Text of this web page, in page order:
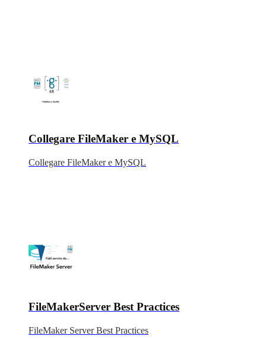
Collegare FileMaker e MySQL
Collegare FileMaker e MySQL
FileMakerServer Best Practices
FileMaker Server Best Practices